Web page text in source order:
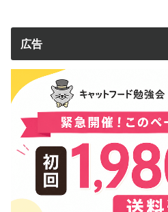
広告